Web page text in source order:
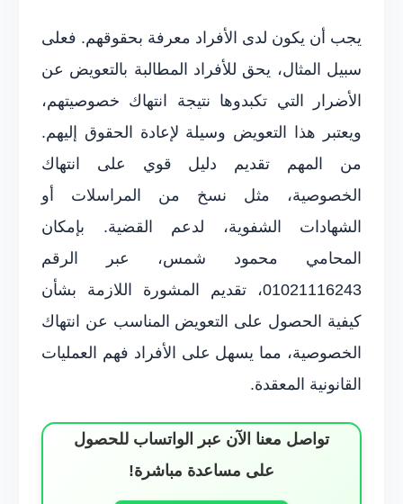
يجب أن يكون لدى الأفراد معرفة بحقوقهم. فعلى
سبيل المثال، يحق للأفراد المطالبة بالتعويض عن
الأضرار التي تكبدوها نتيجة انتهاك خصوصيتهم،
ويعتبر هذا التعويض وسيلة لإعادة الحقوق إليهم.
من المهم تقديم دليل قوي على انتهاك
الخصوصية، مثل نسخ من المراسلات أو
الشهادات الشفوية، لدعم القضية. بإمكان
المحامي محمود شمس، عبر الرقم
01021116243، تقديم المشورة اللازمة بشأن
كيفية الحصول على التعويض المناسب عن انتهاك
الخصوصية، مما يسهل على الأفراد فهم العمليات
القانونية المعقدة.
تواصل معنا الآن عبر الواتساب للحصول
على مساعدة مباشرة!